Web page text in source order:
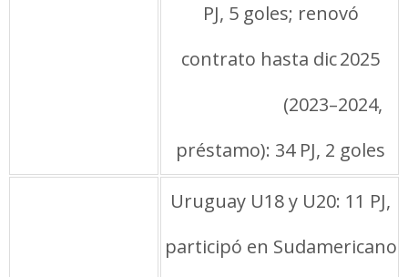
PJ, 5 goles; renovó
contrato hasta dic 2025
(2023–2024,
préstamo): 34 PJ, 2 goles
Uruguay U18 y U20: 11 PJ,
participó en Sudamericano